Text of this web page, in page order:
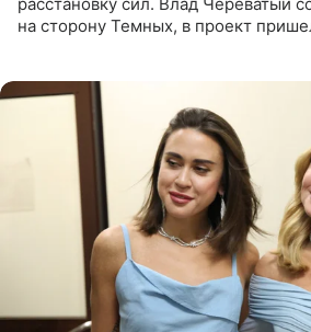
на сторону Темных, в проект